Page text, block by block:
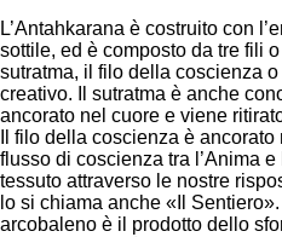
L’Antahkarana è costruito con
sottile, ed è composto da tre fili
sutratma, il filo della coscienza
creativo. Il sutratma è anche
ancorato nel cuore e viene
Il filo della coscienza è
flusso di coscienza tra l’Anima
tessuto attraverso le nostre
lo si chiama anche «Il
arcobaleno è il prodotto dello